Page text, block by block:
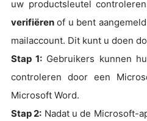
uw productsleutel
verifiëren of u bent
mailaccount. Dit kunt u doen
Stap 1: Gebruikers kunnen
controleren door een
Microsoft Word.
Stap 2: Nadat u de Microsoft-